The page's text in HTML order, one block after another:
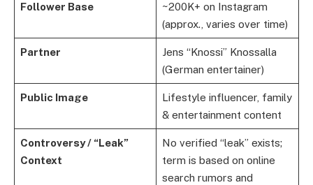
Follower Base
~200K+ on Instagram
(approx., varies over time)
Partner
Jens “Knossi” Knossalla
(German entertainer)
Public Image
Lifestyle influencer, family
& entertainment content
Controversy / “Leak”
Context
No verified “leak” exists;
term is based on online
search rumors and